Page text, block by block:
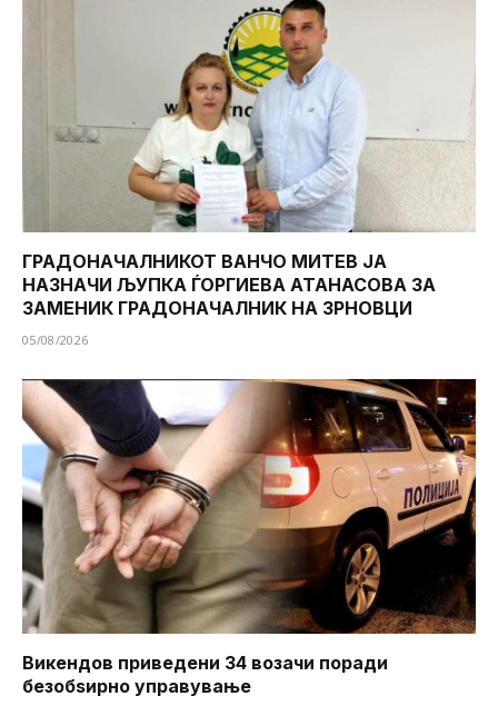
ГРАДОНАЧАЛНИКОТ ВАНЧО МИТЕВ ЈА
НАЗНАЧИ ЉУПКА ЃОРГИЕВА АТАНАСОВА ЗА
ЗАМЕНИК ГРАДОНАЧАЛНИК НА ЗРНОВЦИ
05/08/2026
Викендов приведени 34 возачи поради
безобѕирно управување